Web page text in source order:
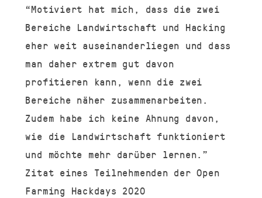
“Motiviert hat mich, dass die zwei
Bereiche Landwirtschaft und Hacking
eher weit auseinanderliegen und dass
man daher extrem gut davon
profitieren kann, wenn die zwei
Bereiche näher zusammenarbeiten.
Zudem habe ich keine Ahnung davon,
wie die Landwirtschaft funktioniert
und möchte mehr darüber lernen.”
Zitat eines Teilnehmenden der Open
Farming Hackdays 2020